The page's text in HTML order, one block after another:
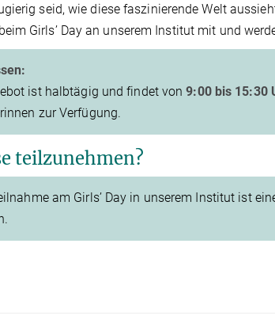
seid, wie diese faszinierende Welt
Girls’ Day an unserem Institut mit und
ist halbtägig und findet von9:00 bis 15:30
zur Verfügung.
teilzunehmen?
am Girls’ Day in unserem Institut ist